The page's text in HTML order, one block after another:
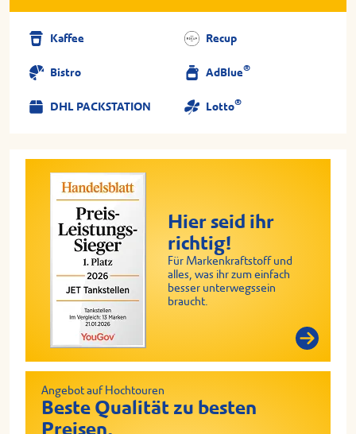
Kaffee Recup
Bistro AdBlue®
DHL PACKSTATION Lotto®
Hier seid ihr
richtig!
Für Markenkraftstoff und
alles, was ihr zum einfach
besser unterwegssein
braucht.
Angebot auf Hochtouren
Beste Qualität zu besten
Preisen.